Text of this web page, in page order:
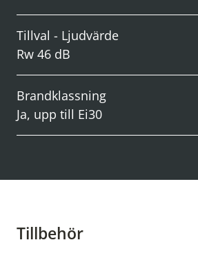
Tillval - Ljudvärde
Rw 46 dB
Brandklassning
Ja, upp till Ei30
Tillbehör